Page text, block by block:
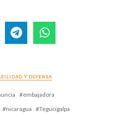
Y DEFENSA
embajadora
nicaragua Tegucigalpa